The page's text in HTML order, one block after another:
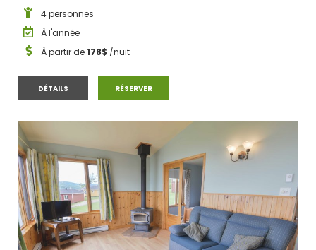
4 personnes
À l'année
À partir de178$ /nuit
DÉTAILSCHALET L’ASTRALRÉSERVERCHALET L’ASTRAL